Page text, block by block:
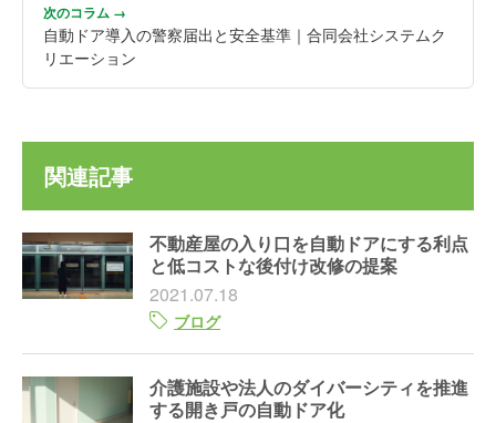
次のコラム →
自動ドア導入の警察届出と安全基準｜合同会社システムク
リエーション
関連記事
不動産屋の入り口を自動ドアにする利点
と低コストな後付け改修の提案
2021.07.18
ブログ
介護施設や法人のダイバーシティを推進
する開き戸の自動ドア化